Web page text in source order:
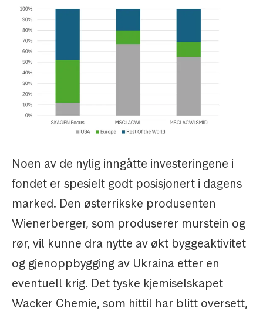
Noen av de nylig inngåtte investeringene i
fondet er spesielt godt posisjonert i dagens
marked. Den østerrikske produsenten
Wienerberger, som produserer murstein og
rør, vil kunne dra nytte av økt byggeaktivitet
og gjenoppbygging av Ukraina etter en
eventuell krig. Det tyske kjemiselskapet
Wacker Chemie, som hittil har blitt oversett,